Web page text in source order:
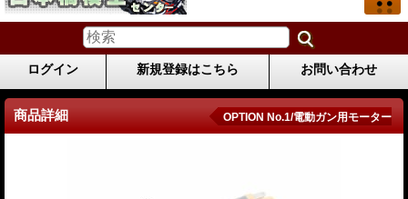
ログイン 新規登録はこちら お問い合わせ
商品詳細 OPTION No.1/電動ガン用モーター